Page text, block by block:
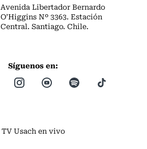
Avenida Libertador Bernardo
O’Higgins Nº 3363. Estación
Central. Santiago. Chile.
Síguenos en:
TV Usach en vivo